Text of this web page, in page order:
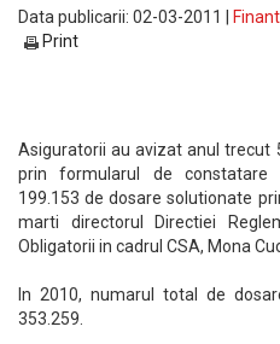
Data publicarii: 02-03-2011 |
Print
Asiguratorii au avizat anul trecut
prin formularul de constatare
199.153 de dosare solutionate
marti directorul Directiei
Obligatorii in cadrul CSA, Mona
In 2010, numarul total de
353.259.